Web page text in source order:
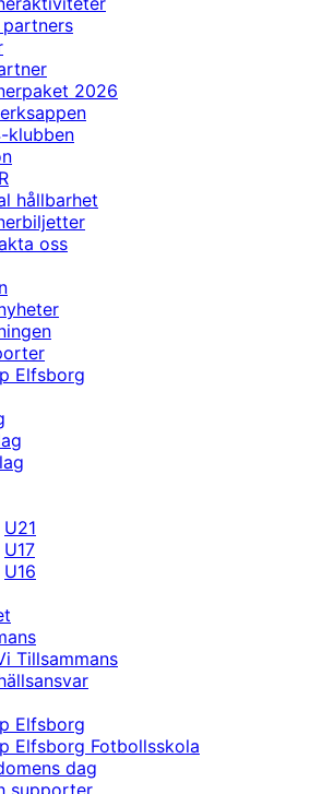
partners
2026
klubben
hållbarhet
oss
Elfsborg
U21
U17
U16
Tillsammans
Elfsborg
Elfsborg Fotbollsskola
dag